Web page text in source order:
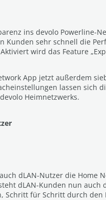
ins devolo Powerline-
Kunden sehr schnell die
wird das Feature
App jetzt außerdem
lassen
Heimnetzwerks.
dLAN-Nutzer die
dLAN-Kunden nun
Schritt für Schritt durch